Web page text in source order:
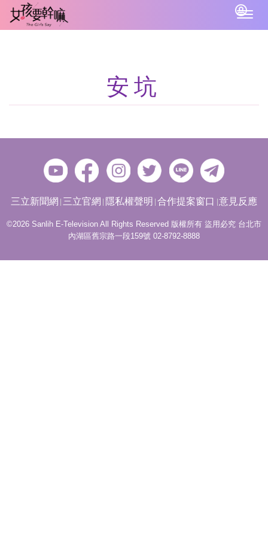
安坑
三立新聞網 三立官網 隱私權聲明 合作提案窗口 意見反應
©2026 Sanlih E-Television All Rights Reserved 版權所有 盜用必究 台北市
內湖區舊宗路一段159號 02-8792-8888